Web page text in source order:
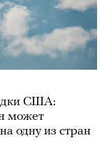
США:
может
одну из стран